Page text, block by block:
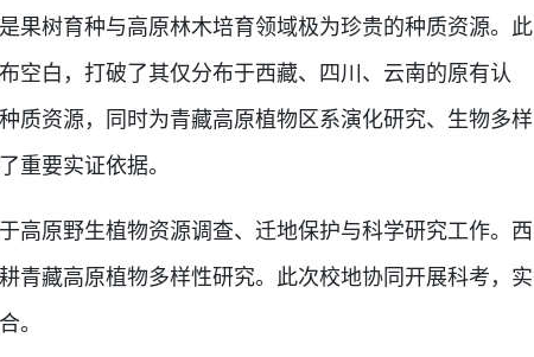
果树育种与高原林木培育领域极为珍贵的种质资源。此
空白，打破了其仅分布于西藏、四川、云南的原有认
质资源，同时为青藏高原植物区系演化研究、生物多样
重要实证依据。
原野生植物资源调查、迁地保护与科学研究工作。西
青藏高原植物多样性研究。此次校地协同开展科考，实
。